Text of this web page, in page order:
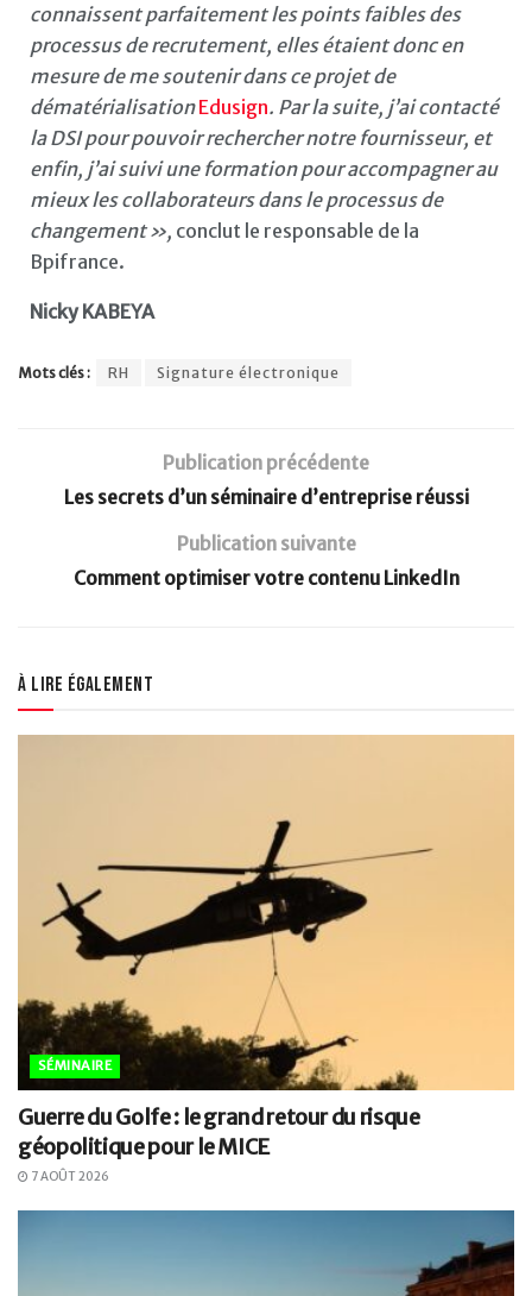
connaissent parfaitement les points faibles des
processus de recrutement, elles étaient donc en
mesure de me soutenir dans ce projet de
dématérialisationEdusign. Par la suite, j’ai contacté
la DSI pour pouvoir rechercher notre fournisseur, et
enfin, j’ai suivi une formation pour accompagner au
mieux les collaborateurs dans le processus de
changement », conclut le responsable de la
Bpifrance.
Nicky KABEYA
Mots clés : RH Signature électronique
Publication précédente
Les secrets d’un séminaire d’entreprise réussi
Publication suivante
Comment optimiser votre contenu LinkedIn
À lire également
SÉMINAIRE
Guerre du Golfe : le grand retour du risque
géopolitique pour le MICE
7 AOÛT 2026